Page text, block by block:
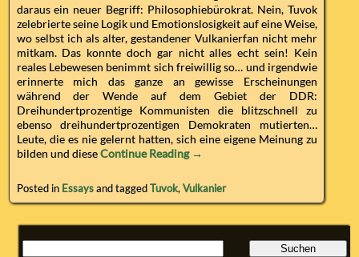
daraus ein neuer Begriff: Philosophiebürokrat. Nein, Tuvok
zelebrierte seine Logik und Emotionslosigkeit auf eine Weise,
wo selbst ich als alter, gestandener Vulkanierfan nicht mehr
mitkam. Das konnte doch gar nicht alles echt sein! Kein
reales Lebewesen benimmt sich freiwillig so… und irgendwie
erinnerte mich das ganze an gewisse Erscheinungen
während der Wende auf dem Gebiet der DDR:
Dreihundertprozentige Kommunisten die blitzschnell zu
ebenso dreihundertprozentigen Demokraten mutierten…
Leute, die es nie gelernt hatten, sich eine eigene Meinung zu
bilden und dieseContinue Reading →
Posted in Essaysand taggedTuvok, Vulkanier